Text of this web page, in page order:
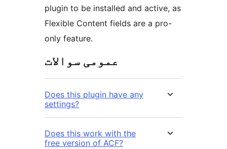
plugin to be installed and active, as
Flexible Content fields are a pro-
only feature.
عمومی سوالات
Does this plugin have any
settings?
Does this work with the
free version of ACF?